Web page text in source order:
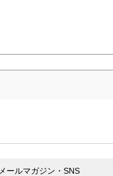
メールマガジン・SNS